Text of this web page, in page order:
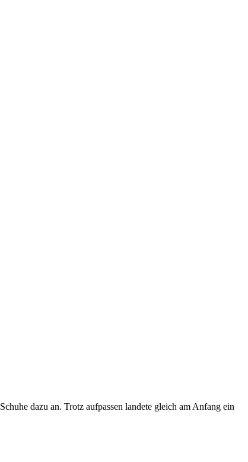
dazu an. Trotz aufpassen landete gleich am Anfang ein